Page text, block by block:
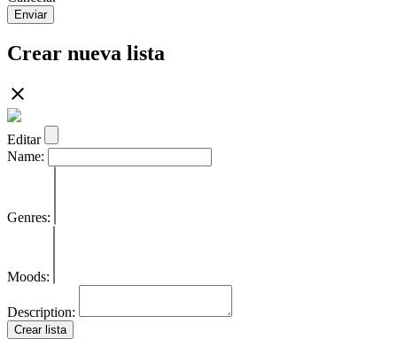
Enviar
Crear nueva lista
Editar
Name:
Genres:
Moods:
Description:
Crear lista